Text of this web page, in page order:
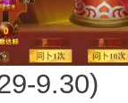
9.30)